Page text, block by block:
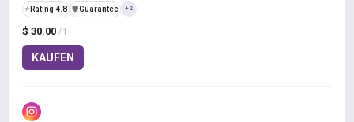
$ 30.00 / 1
KAUFEN
⭐ Rating 4.8 ️🛡️Guarantee +2